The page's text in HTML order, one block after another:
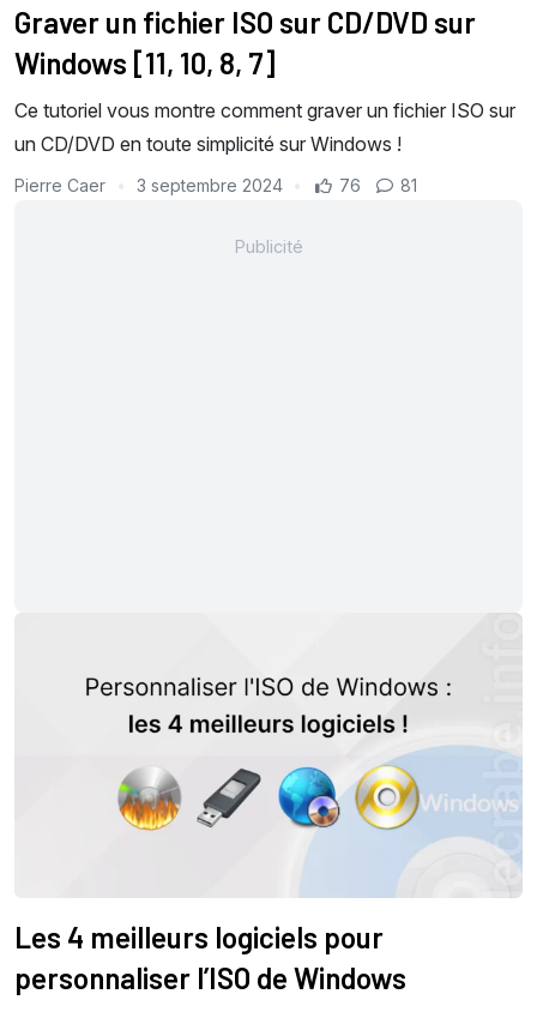
Graver un fichier ISO sur CD/DVD sur
Windows [11, 10, 8, 7]
Ce tutoriel vous montre comment graver un fichier ISO sur
un CD/DVD en toute simplicité sur Windows !
Pierre Caer 3 septembre 2024 76 81
Les 4 meilleurs logiciels pour
personnaliser l’ISO de Windows